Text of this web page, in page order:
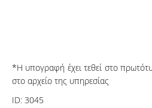
*Η υπογραφή έχει τεθεί στο
στο αρχείο της υπηρεσίας
ID: 3045